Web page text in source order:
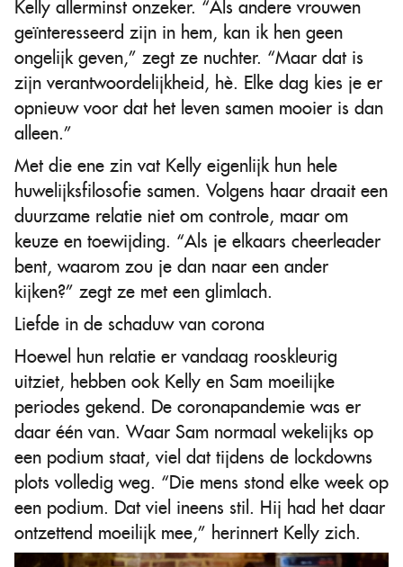
Kelly allerminst onzeker. “Als andere vrouwen
geïnteresseerd zijn in hem, kan ik hen geen
ongelijk geven,” zegt ze nuchter. “Maar dat is
zijn verantwoordelijkheid, hè. Elke dag kies je er
opnieuw voor dat het leven samen mooier is dan
alleen.”
Met die ene zin vat Kelly eigenlijk hun hele
huwelijksfilosofie samen. Volgens haar draait een
duurzame relatie niet om controle, maar om
keuze en toewijding. “Als je elkaars cheerleader
bent, waarom zou je dan naar een ander
kijken?” zegt ze met een glimlach.
Liefde in de schaduw van corona
Hoewel hun relatie er vandaag rooskleurig
uitziet, hebben ook Kelly en Sam moeilijke
periodes gekend. De coronapandemie was er
daar één van. Waar Sam normaal wekelijks op
een podium staat, viel dat tijdens de lockdowns
plots volledig weg. “Die mens stond elke week op
een podium. Dat viel ineens stil. Hij had het daar
ontzettend moeilijk mee,” herinnert Kelly zich.